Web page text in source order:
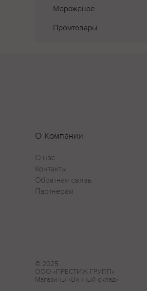
Мороженое
Промтовары
О Компании
О нас
Контакты
Обратная связь
Партнерам
© 2025
ООО «ПРЕСТИЖ ГРУПП»
Магазины «Винный склад»